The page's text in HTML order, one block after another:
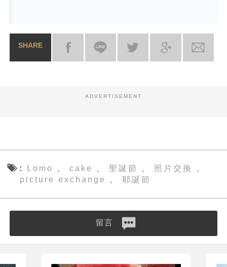
SHARE
ADVERTISEMENT
Lomo 、 cake 、 聖誕節 、 照片交換 、
picture exchange 、 耶誕節
留言